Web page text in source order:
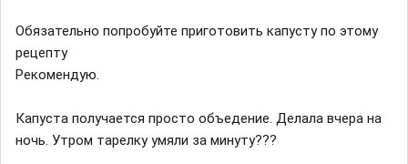
Обязательно попробуйте приготовить капусту по этому
рецепту
Рекомендую.
Капуста получается просто объедение. Делала вчера на
нoчь. Утром тарeлку умяли за минуту?️?️?️